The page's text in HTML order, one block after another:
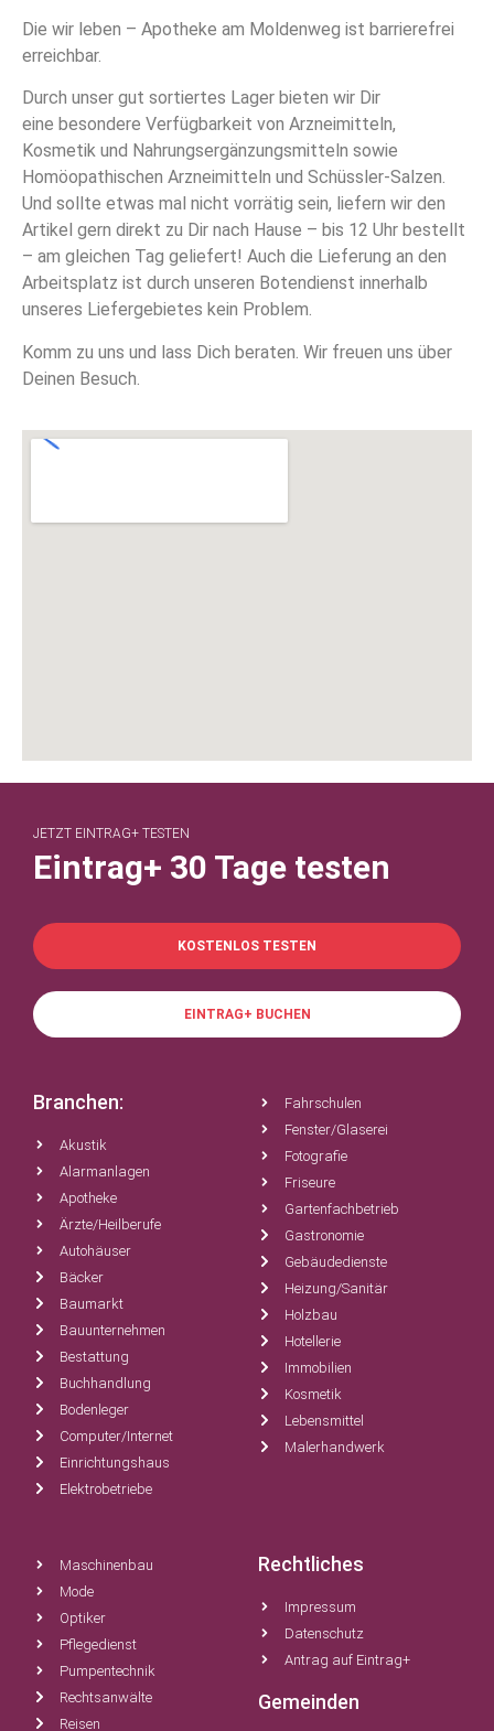
Die wir leben – Apotheke am Moldenweg ist barrierefrei
erreichbar.
Durch unser gut sortiertes Lager bieten wir Dir
eine besondere Verfügbarkeit von Arzneimitteln,
Kosmetik und Nahrungsergänzungsmitteln sowie
Homöopathischen Arzneimitteln und Schüssler-Salzen.
Und sollte etwas mal nicht vorrätig sein, liefern wir den
Artikel gern direkt zu Dir nach Hause – bis 12 Uhr bestellt
– am gleichen Tag geliefert! Auch die Lieferung an den
Arbeitsplatz ist durch unseren Botendienst innerhalb
unseres Liefergebietes kein Problem.
Komm zu uns und lass Dich beraten. Wir freuen uns über
Deinen Besuch.
JETZT EINTRAG+ TESTEN
Eintrag+ 30 Tage testen
KOSTENLOS TESTEN
EINTRAG+ BUCHEN
Branchen:
Akustik
Alarmanlagen
Apotheke
Ärzte/Heilberufe
Autohäuser
Bäcker
Baumarkt
Bauunternehmen
Bestattung
Buchhandlung
Bodenleger
Computer/Internet
Einrichtungshaus
Elektrobetriebe
Fahrschulen
Fenster/Glaserei
Fotografie
Friseure
Gartenfachbetrieb
Gastronomie
Gebäudedienste
Heizung/Sanitär
Holzbau
Hotellerie
Immobilien
Kosmetik
Lebensmittel
Malerhandwerk
Maschinenbau
Mode
Optiker
Pflegedienst
Pumpentechnik
Rechtsanwälte
Reisen
Rechtliches
Impressum
Datenschutz
Antrag auf Eintrag+
Gemeinden